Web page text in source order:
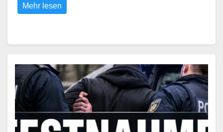
Mehr lesen